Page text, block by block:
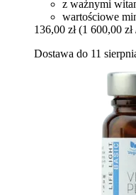
z ważnymi
wartościowe
136,00 zł (1 600,00
Dostawa do 11